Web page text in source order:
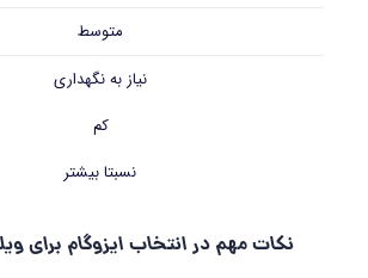
متوسط
نیاز به نگهداری
کم
نسبتا بیشتر
نکات مهم در انتخاب ایزوگام برای